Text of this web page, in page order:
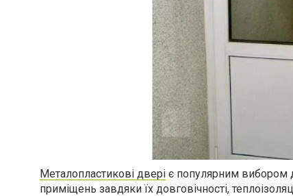
Металопластикові двері є популярним вибором
приміщень завдяки їх довговічності,